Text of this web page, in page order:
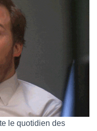
le quotidien des